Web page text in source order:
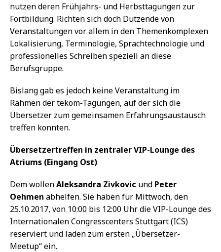
nutzen deren Frühjahrs- und Herbsttagungen zur
Fortbildung. Richten sich doch Dutzende von
Veranstaltungen vor allem in den Themenkomplexen
Lokalisierung, Terminologie, Sprachtechnologie und
professionelles Schreiben speziell an diese
Berufsgruppe.
Bislang gab es jedoch keine Veranstaltung im
Rahmen der tekom-Tagungen, auf der sich die
Übersetzer zum gemeinsamen Erfahrungsaustausch
treffen konnten.
Übersetzertreffen in zentraler VIP-Lounge des
Atriums (Eingang Ost)
Dem wollenAleksandra Zivkovic und Peter
Oehmen abhelfen. Sie haben für Mittwoch, den
25.10.2017, von 10:00 bis 12:00 Uhr die VIP-Lounge des
Internationalen Congresscenters Stuttgart (ICS)
reserviert und laden zum ersten „Übersetzer-
Meetup“ ein.